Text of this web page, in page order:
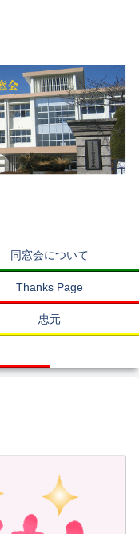
同窓会について
Thanks Page
忠元